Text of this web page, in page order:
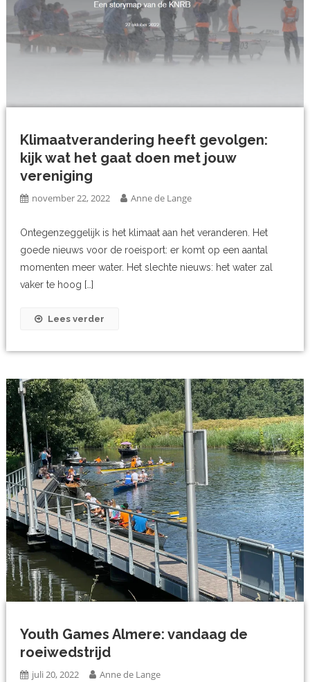
Klimaatverandering heeft gevolgen:
kijk wat het gaat doen met jouw
vereniging
november 22, 2022 Anne de Lange
Ontegenzeggelijk is het klimaat aan het veranderen. Het
goede nieuws voor de roeisport: er komt op een aantal
momenten meer water. Het slechte nieuws: het water zal
vaker te hoog […]
Lees verder
Youth Games Almere: vandaag de
roeiwedstrijd
juli 20, 2022 Anne de Lange